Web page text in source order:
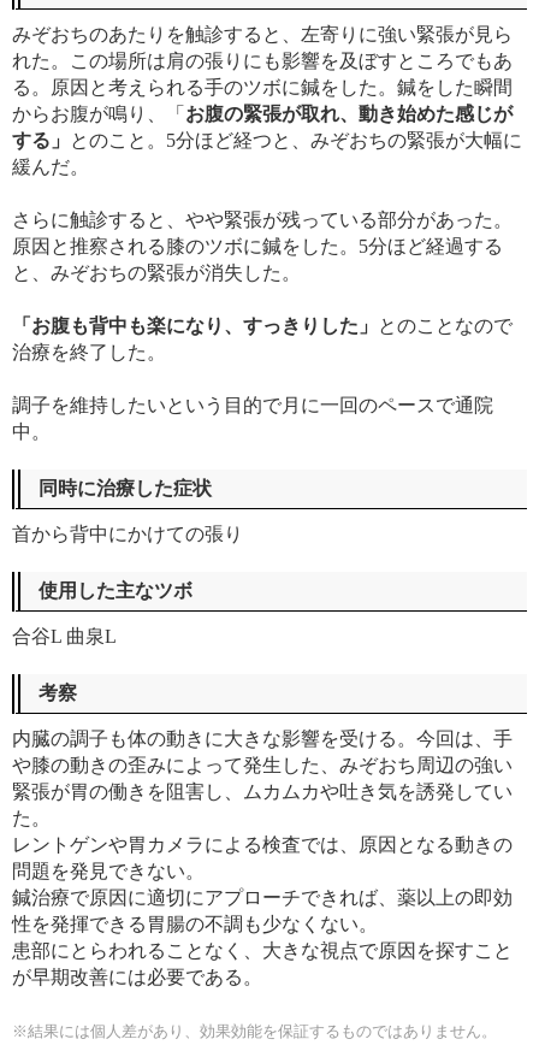
みぞおちのあたりを触診すると、左寄りに強い緊張が見ら
れた。この場所は肩の張りにも影響を及ぼすところでもあ
る。原因と考えられる手のツボに鍼をした。鍼をした瞬間
からお腹が鳴り、「 お腹の緊張が取れ、動き始めた感じが
する」
とのこと。5分ほど経つと、みぞおちの緊張が大幅に
緩んだ。
さらに触診すると、やや緊張が残っている部分があった。
原因と推察される膝のツボに鍼をした。5分ほど経過する
と、みぞおちの緊張が消失した。
「お腹も背中も楽になり、すっきりした」
とのことなので
治療を終了した。
調子を維持したいという目的で月に一回のペースで通院
中。
同時に治療した症状
首から背中にかけての張り
使用した主なツボ
合谷L 曲泉L
考察
内臓の調子も体の動きに大きな影響を受ける。今回は、手
や膝の動きの歪みによって発生した、みぞおち周辺の強い
緊張が胃の働きを阻害し、ムカムカや吐き気を誘発してい
た。
レントゲンや胃カメラによる検査では、原因となる動きの
問題を発見できない。
鍼治療で原因に適切にアプローチできれば、薬以上の即効
性を発揮できる胃腸の不調も少なくない。
患部にとらわれることなく、大きな視点で原因を探すこと
が早期改善には必要である。
※結果には個人差があり、 効果効能を保証するものではありません。